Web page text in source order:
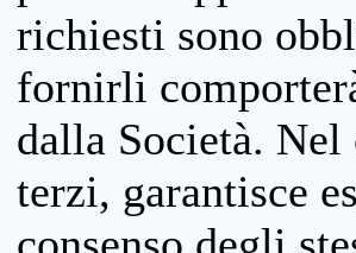
richiesti sono
fornirli
dalla Società.
terzi, garantisce
consenso degli